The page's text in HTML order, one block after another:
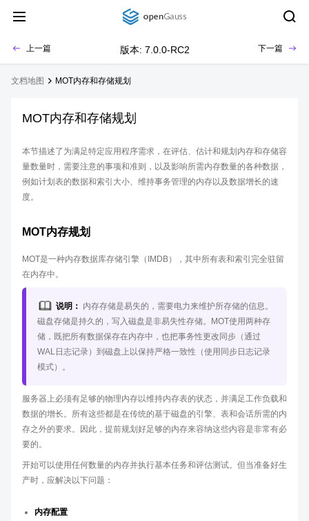
上一篇 版本: 7.0.0-RC2 下一篇
文档地图 MOT内存和存储规划
MOT内存和存储规划
本节描述了为满足特定应用程序需求，在评估、估计和规划内存和存储容
量数量时，需要注意的事项和准则，以及影响所需内存数量的各种数据，
例如计划表的数据和索引大小、维持事务管理的内存以及数据增长的速
度。
MOT内存规划
MOT是一种内存数据库存储引擎（IMDB），其中所有表和索引完全驻留
在内存中。
说明： 内存存储是易失的，需要电力来维护所存储的信息。
磁盘存储是持久的，写入磁盘是非易失性存储。MOT使用两种存
储，既把所有数据保存在内存中，也把事务性更改同步（通过
WAL日志记录）到磁盘上以保持严格一致性（使用同步日志记录
模式）。
服务器上必须有足够的物理内存以维持内存表的状态，并满足工作负载和
数据的增长。所有这些都是在传统的基于磁盘的引擎、表和会话所需的内
存之外的要求。因此，提前规划好足够的内存来容纳这些内容是非常有必
要的。
开始可以使用任何数量的内存并执行基本任务和评估测试。但当准备好生
产时，应解决以下问题：
内存配置